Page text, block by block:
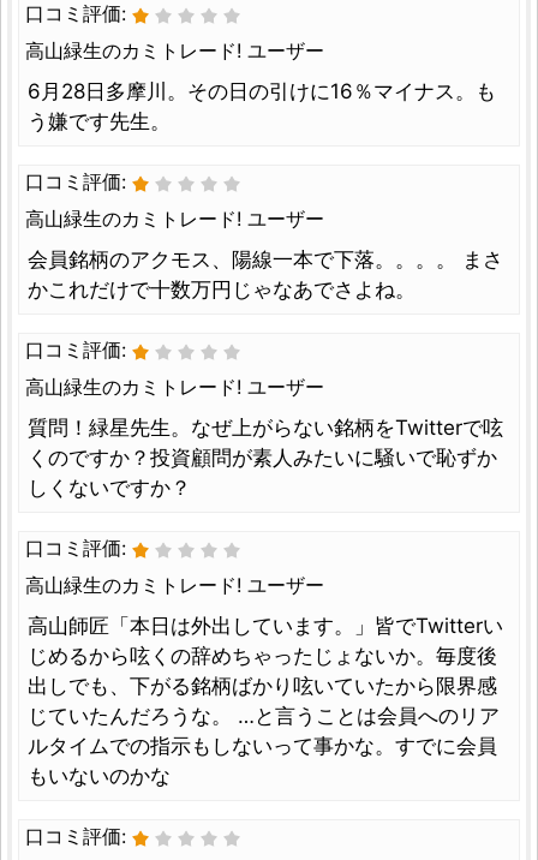
口コミ評価:
高山緑生のカミトレード! ユーザー
6月28日多摩川。その日の引けに16％マイナス。も
う嫌です先生。
口コミ評価:
高山緑生のカミトレード! ユーザー
会員銘柄のアクモス、陽線一本で下落。。。。 まさ
かこれだけで十数万円じゃなあでさよね。
口コミ評価:
高山緑生のカミトレード! ユーザー
質問！緑星先生。なぜ上がらない銘柄をTwitterで呟
くのですか？投資顧問が素人みたいに騒いで恥ずか
しくないですか？
口コミ評価:
高山緑生のカミトレード! ユーザー
高山師匠「本日は外出しています。」皆でTwitterい
じめるから呟くの辞めちゃったじょないか。毎度後
出しでも、下がる銘柄ばかり呟いていたから限界感
じていたんだろうな。 …と言うことは会員へのリア
ルタイムでの指示もしないって事かな。すでに会員
もいないのかな
口コミ評価: